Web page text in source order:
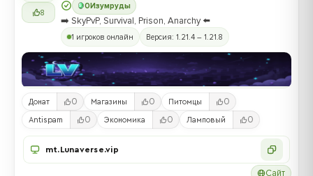
8
0Изумруды
➡️ SkyPvP, Survival, Prison, Anarchy ⬅️
1 игроков онлайн Версия: 1.21.4 – 1.21.8
Донат 0 Магазины 0 Питомцы 0
Antispam 0 Экономика 0 Ламповый 0
mt.Lunaverse.vip
Сайт